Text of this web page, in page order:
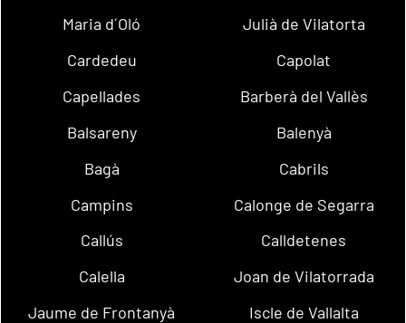
Maria d´Oló
Julià de Vilatorta
Cardedeu
Capolat
Capellades
Barberà del Vallès
Balsareny
Balenyà
Bagà
Cabrils
Campins
Calonge de Segarra
Callús
Calldetenes
Calella
Joan de Vilatorrada
Jaume de Frontanyà
Iscle de Vallalta